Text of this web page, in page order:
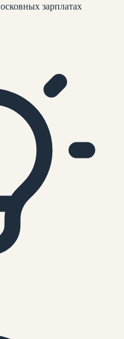
зарплатах